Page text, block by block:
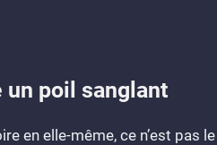
un poil sanglant
en elle-même, ce n’est pas